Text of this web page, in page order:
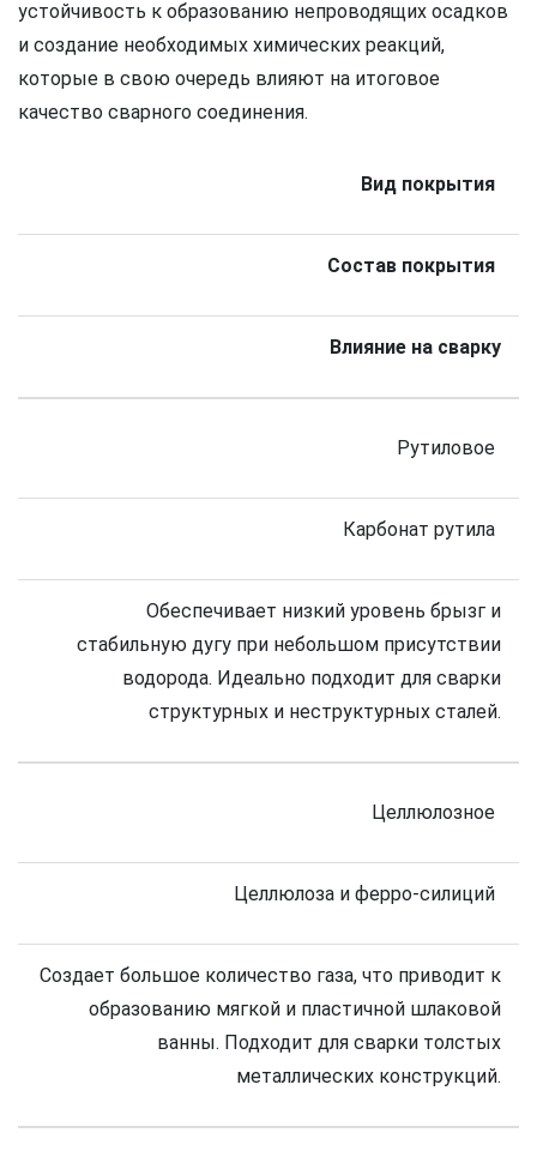
устойчивость к образованию непроводящих осадков
и создание необходимых химических реакций,
которые в свою очередь влияют на итоговое
качество сварного соединения.
Вид покрытия
Состав покрытия
Влияние на сварку
Рутиловое
Карбонат рутила
Обеспечивает низкий уровень брызг и
стабильную дугу при небольшом присутствии
водорода. Идеально подходит для сварки
структурных и неструктурных сталей.
Целлюлозное
Целлюлоза и ферро-силиций
Создает большое количество газа, что приводит к
образованию мягкой и пластичной шлаковой
ванны. Подходит для сварки толстых
металлических конструкций.